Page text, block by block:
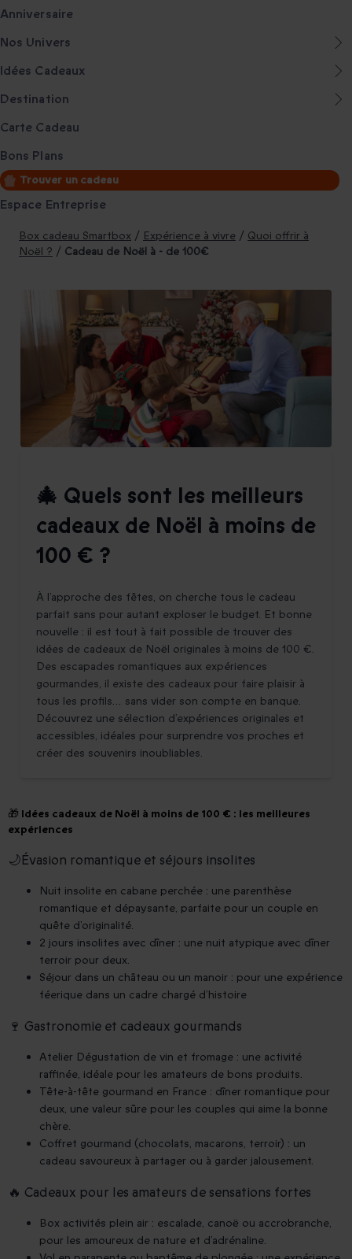
Anniversaire
Nos Univers
Idées Cadeaux
Destination
Carte Cadeau
Bons Plans
Trouver un cadeau
Espace Entreprise
Box cadeau Smartbox / Expérience à vivre / Quoi offrir à
Noël ? / Cadeau de Noël à - de 100€
🎄 Quels sont les meilleurs
cadeaux de Noël à moins de
100 € ?
À l’approche des fêtes, on cherche tous le cadeau
parfait sans pour autant exploser le budget. Et bonne
nouvelle : il est tout à fait possible de trouver des
idées de cadeaux de Noël originales à moins de 100 €.
Des escapades romantiques aux expériences
gourmandes, il existe des cadeaux pour faire plaisir à
tous les profils… sans vider son compte en banque.
Découvrez une sélection d’expériences originales et
accessibles, idéales pour surprendre vos proches et
créer des souvenirs inoubliables.
🎁 Idées cadeaux de Noël à moins de 100 € : les meilleures
expériences
🌙Évasion romantique et séjours insolites
Nuit insolite en cabane perchée : une parenthèse
romantique et dépaysante, parfaite pour un couple en
quête d’originalité.
2 jours insolites avec dîner : une nuit atypique avec dîner
terroir pour deux.
Séjour dans un château ou un manoir : pour une expérience
féerique dans un cadre chargé d’histoire
🍷 Gastronomie et cadeaux gourmands
Atelier Dégustation de vin et fromage : une activité
raffinée, idéale pour les amateurs de bons produits.
Tête-à-tête gourmand en France : dîner romantique pour
deux, une valeur sûre pour les couples qui aime la bonne
chère.
Coffret gourmand (chocolats, macarons, terroir) : un
cadeau savoureux à partager ou à garder jalousement.
🔥 Cadeaux pour les amateurs de sensations fortes
Box activités plein air : escalade, canoë ou accrobranche,
pour les amoureux de nature et d’adrénaline.